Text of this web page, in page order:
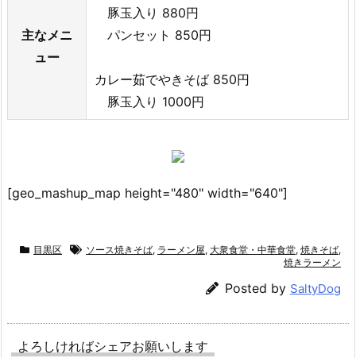
主なメニ
ュー
豚玉入り 880円
パンセット 850円
カレー茹でやきそば 850円
豚玉入り 1000円
[geo_mashup_map height="480" width="640"]
目黒区 ソース焼きそば, ラーメン屋, 大衆食堂・中華食堂, 焼きそば,
焼きラーメン
Posted by SaltyDog
よろしければシェアお願いします